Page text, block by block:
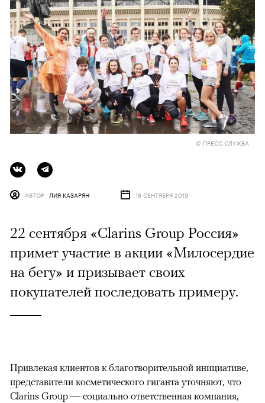
© ПРЕСС-СЛУЖБА
АВТОР ЛИЯ КАЗАРЯН 18 СЕНТЯБРЯ 2019
22 сентября «Clarins Group Россия»
примет участие в акции «Милосердие
на бегу» и призывает своих
покупателей последовать примеру.
Привлекая клиентов к благотворительной инициативе,
представители косметического гиганта уточняют, что
Clarins Group — социально ответственная компания,